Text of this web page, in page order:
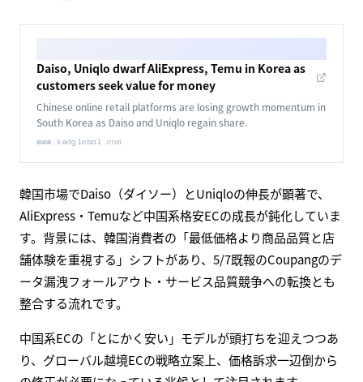
中国EC市場のシェア争いが「アルゴリズム×コンテンツ×
自社物流」の三軸統合戦に移っており、TikTok（米国）・
Shopee（東南アジア）の今後の路線設計にも影響を与えそ
うです。
韓国EC：Daiso・UniqloがAliExpress・Temuを凌駕
Daiso, Uniqlo dwarf AliExpress, Temu in Korea as
customers seek value for money
Chinese online retail platforms are losing growth momentum in
South Korea as Daiso and Uniqlo regain share.
韓国市場でDaiso（ダイソー）とUniqloの伸長が顕著で、